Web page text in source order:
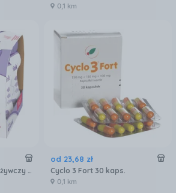
0,1 km
Nutridrink preparat odżywczy smak truskawkowy 4x125 ml
od 23,68 zł
Cyclo 3 Fort 30 kaps.
0,1 km